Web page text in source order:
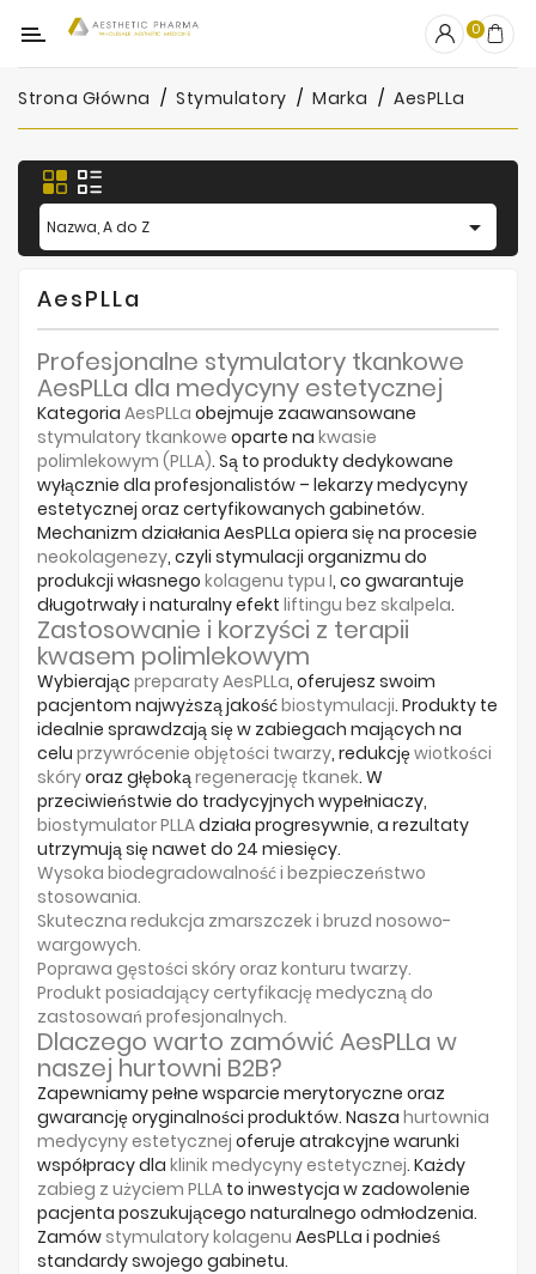
Kategoria
OUTLET
Wypełniacze
Stymulatory
Mezoterapia
Peelingi
PRP
Skincare
Artykuły
Jednorazowe
Producenci
0
Strona Główna Stymulatory Marka AesPLLa
Nazwa, A do Z 
AesPLLa
Profesjonalne stymulatory tkankowe
AesPLLa dla medycyny estetycznej
Kategoria AesPLLa obejmuje zaawansowane
stymulatory tkankowe oparte na kwasie
polimlekowym (PLLA). Są to produkty dedykowane
wyłącznie dla profesjonalistów – lekarzy medycyny
estetycznej oraz certyfikowanych gabinetów.
Mechanizm działania AesPLLa opiera się na procesie
neokolagenezy, czyli stymulacji organizmu do
produkcji własnego kolagenu typu I, co gwarantuje
długotrwały i naturalny efekt liftingu bez skalpela.
Zastosowanie i korzyści z terapii
kwasem polimlekowym
Wybierając preparaty AesPLLa, oferujesz swoim
pacjentom najwyższą jakośćbiostymulacji. Produkty te
idealnie sprawdzają się w zabiegach mających na
celu przywrócenie objętości twarzy, redukcjęwiotkości
skóryoraz głębokąregenerację tkanek. W
przeciwieństwie do tradycyjnych wypełniaczy,
biostymulator PLLAdziała progresywnie, a rezultaty
utrzymują się nawet do 24 miesięcy.
Wysoka biodegradowalnośći bezpieczeństwo
stosowania.
Skuteczna redukcja zmarszczeki bruzd nosowo-
wargowych.
Poprawa gęstości skóryoraz konturu twarzy.
Produkt posiadający certyfikację medyczną do
zastosowań profesjonalnych.
Dlaczego warto zamówić AesPLLa w
naszej hurtowni B2B?
Zapewniamy pełne wsparcie merytoryczne oraz
gwarancję oryginalności produktów. Nasza hurtownia
medycyny estetycznej oferuje atrakcyjne warunki
współpracy dla klinik medycyny estetycznej. Każdy
zabieg z użyciem PLLA to inwestycja w zadowolenie
pacjenta poszukującego naturalnego odmłodzenia.
Zamów stymulatory kolagenu AesPLLa i podnieś
standardy swojego gabinetu.